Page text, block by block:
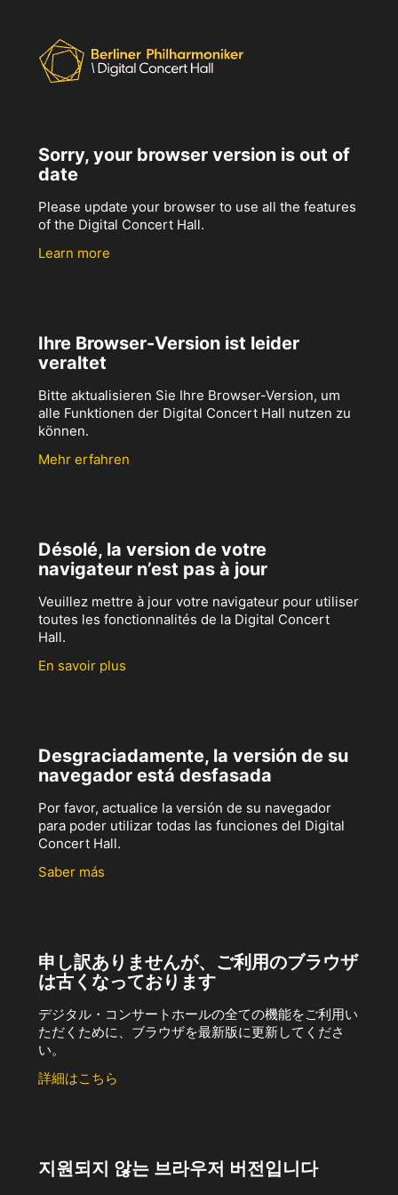
Sorry, your browser version is out of
date
Please update your browser to use all the features
of the Digital Concert Hall.
Learn more
Ihre Browser-Version ist leider
veraltet
Bitte aktualisieren Sie Ihre Browser-Version, um
alle Funktionen der Digital Concert Hall nutzen zu
können.
Mehr erfahren
Désolé, la version de votre
navigateur n’est pas à jour
Veuillez mettre à jour votre navigateur pour utiliser
toutes les fonctionnalités de la Digital Concert
Hall.
En savoir plus
Desgraciadamente, la versión de su
navegador está desfasada
Por favor, actualice la versión de su navegador
para poder utilizar todas las funciones del Digital
Concert Hall.
Saber más
申し訳ありませんが、ご利用のブラウザ
は古くなっております
デジタル・コンサートホールの全ての機能をご利用い
ただくために、ブラウザを最新版に更新してくださ
い。
詳細はこちら
지원되지 않는 브라우저 버전입니다